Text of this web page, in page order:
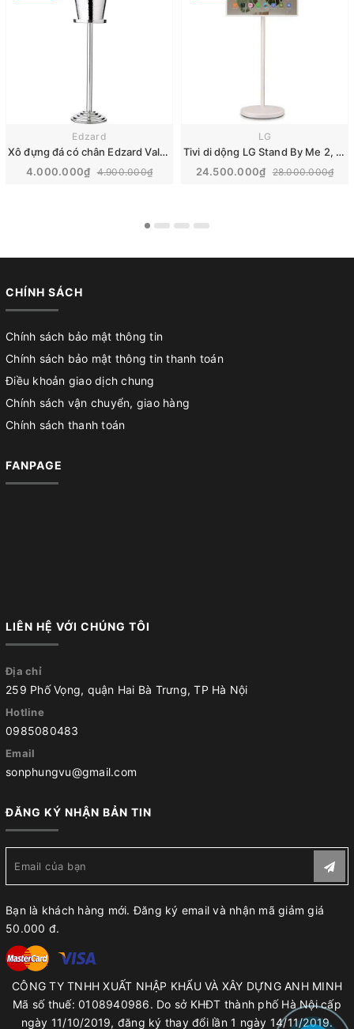
Edzard
Xô đựng đá có chân Edzard Valencia
4.000.000₫ 4.900.000₫
LG
Tivi di dộng LG Stand By Me 2, 27 inch 2025 | 27LX6TDGA
24.500.000₫ 28.000.000₫
CHÍNH SÁCH
Chính sách bảo mật thông tin
Chính sách bảo mật thông tin thanh toán
Điều khoản giao dịch chung
Chính sách vận chuyển, giao hàng
Chính sách thanh toán
FANPAGE
LIÊN HỆ VỚI CHÚNG TÔI
Địa chỉ
259 Phố Vọng, quận Hai Bà Trưng, TP Hà Nội
Hotline
0985080483
Email
sonphungvu@gmail.com
ĐĂNG KÝ NHẬN BẢN TIN
Bạn là khách hàng mới. Đăng ký email và nhận mã giảm giá
50.000 đ.
CÔNG TY TNHH XUẤT NHẬP KHẨU VÀ XÂY DỰNG ANH MINH
Mã số thuế: 0108940986. Do sở KHĐT thành phố Hà Nội cấp
ngày 11/10/2019, đăng ký thay đổi lần 1 ngày 14/11/2019.